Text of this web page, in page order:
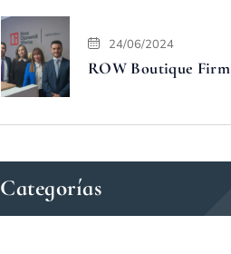
24/06/2024
ROW Boutique Firm
Categorías